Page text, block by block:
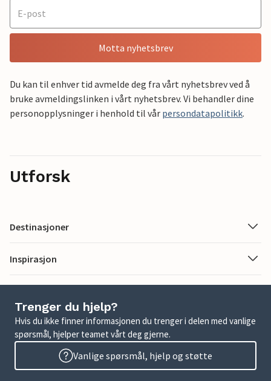
Motta nyhetsbrev
Du kan til enhver tid avmelde deg fra vårt nyhetsbrev ved å
bruke avmeldingslinken i vårt nyhetsbrev. Vi behandler dine
personopplysninger i henhold til vår persondatapolitikk.
Utforsk
Destinasjoner
Inspirasjon
Trenger du hjelp?
Hvis du ikke finner informasjonen du trenger i delen med vanlige
spørsmål, hjelper teamet vårt deg gjerne.
Vanlige spørsmål, hjelp og støtte